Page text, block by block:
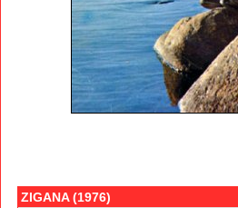
ZIGANA (1976)